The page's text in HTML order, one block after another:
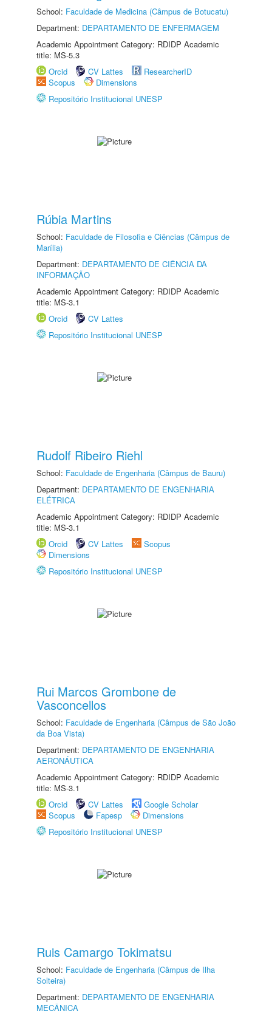
School: Faculdade de Medicina (Câmpus de Botucatu)
Department: DEPARTAMENTO DE ENFERMAGEM
Academic Appointment Category: RDIDP Academic
title: MS-5.3
Orcid
CV Lattes
ResearcherID
Scopus
Dimensions
Repositório Institucional UNESP
Rúbia Martins
School: Faculdade de Filosofia e Ciências (Câmpus de
Marília)
Department: DEPARTAMENTO DE CIÊNCIA DA
INFORMAÇÃO
Academic Appointment Category: RDIDP Academic
title: MS-3.1
Orcid
CV Lattes
Repositório Institucional UNESP
Rudolf Ribeiro Riehl
School: Faculdade de Engenharia (Câmpus de Bauru)
Department: DEPARTAMENTO DE ENGENHARIA
ELÉTRICA
Academic Appointment Category: RDIDP Academic
title: MS-3.1
Orcid
CV Lattes
Scopus
Dimensions
Repositório Institucional UNESP
Rui Marcos Grombone de
Vasconcellos
School: Faculdade de Engenharia (Câmpus de São João
da Boa Vista)
Department: DEPARTAMENTO DE ENGENHARIA
AERONÁUTICA
Academic Appointment Category: RDIDP Academic
title: MS-3.1
Orcid
CV Lattes
Google Scholar
Scopus
Fapesp
Dimensions
Repositório Institucional UNESP
Ruis Camargo Tokimatsu
School: Faculdade de Engenharia (Câmpus de Ilha
Solteira)
Department: DEPARTAMENTO DE ENGENHARIA
MECÂNICA